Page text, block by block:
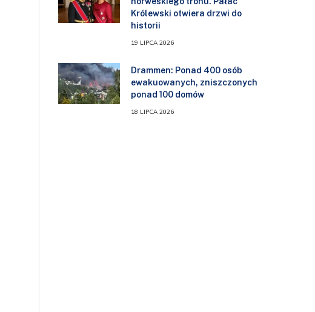
Królewski otwiera drzwi do
historii
19 LIPCA 2026
Drammen: Ponad 400 osób
ewakuowanych, zniszczonych
ponad 100 domów
18 LIPCA 2026